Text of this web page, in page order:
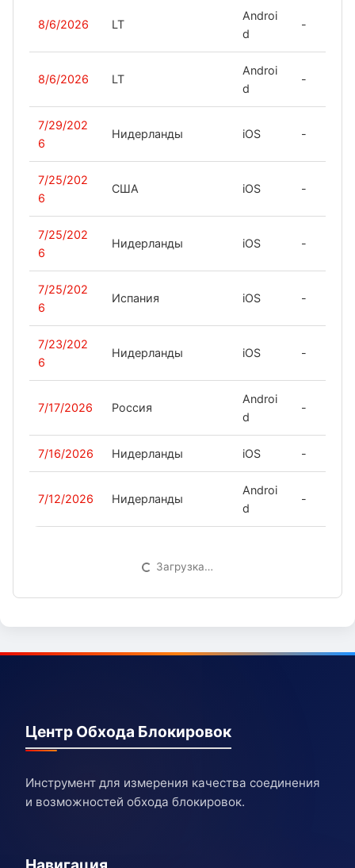
8/6/2026 LT
Androi
d
-
8/6/2026 LT
Androi
d
-
7/29/202
6
Нидерланды iOS -
7/25/202
6
США iOS -
7/25/202
6
Нидерланды iOS -
7/25/202
6
Испания iOS -
7/23/202
6
Нидерланды iOS -
7/17/2026 Россия
Androi
d
-
7/16/2026 Нидерланды iOS -
7/12/2026 Нидерланды
Androi
d
-
Загрузка…
Центр Обхода Блокировок
Инструмент для измерения качества соединения
и возможностей обхода блокировок.